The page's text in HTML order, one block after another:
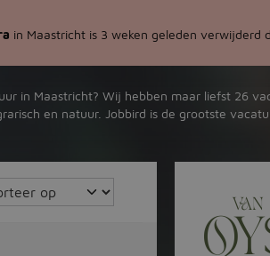
in Maastricht is 3 weken geleden verwijderd
in Maastricht? Wij hebben maar liefst 26
en natuur. Jobbird is de grootste